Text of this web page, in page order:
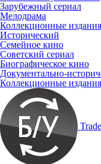
Зарубежный сериал
Мелодрама
Коллекционные издания
Исторический
Семейное кино
Советский сериал
Биографическое кино
Документально-
Коллекционные издания